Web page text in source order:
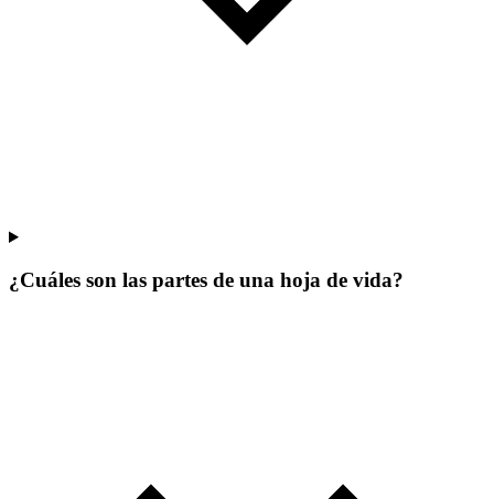
¿Cuáles son las partes de una hoja de vida?